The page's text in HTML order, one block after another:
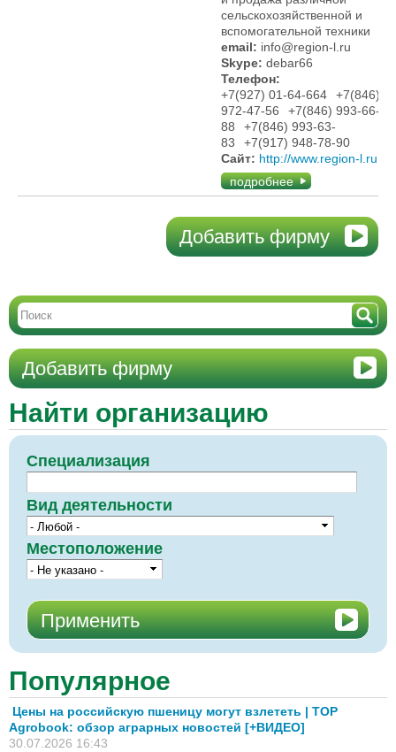
сельскохозяйственной и
вспомогательной техники
email: info@region-l.ru
Skype: debar66
Телефон:
+7(927) 01-64-664
+7(846)
972-47-56
+7(846) 993-66-
88
+7(846) 993-63-
83
+7(917) 948-78-90
Сайт: http://www.region-l.ru
подробнее
Добавить фирму
Добавить фирму
Найти организацию
Специализация
Вид деятельности
Местоположение
Популярное
Цены на российскую пшеницу могут взлететь | TOP
Agrobook: обзор аграрных новостей [+ВИДЕО]
30.07.2026 16:43